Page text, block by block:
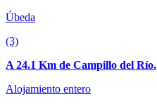
Úbeda
(3)
A 24.1 Km de Campillo del Río.
Alojamiento entero